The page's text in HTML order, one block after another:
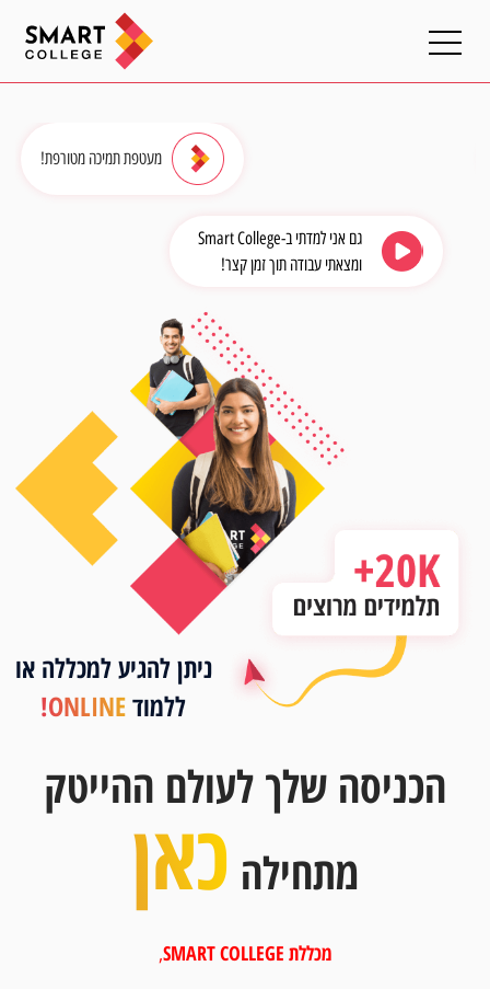
הכניסה שלך לעולם ההייטק
מתחילה כאן
מכללת SMART COLLEGE
,
מעטפת תמיכה מטורפת!
גם אני למדתי ב-Smart College
ומצאתי עבודה תוך זמן קצר!
ניתן להגיע למכללה או
ללמודONLINE!